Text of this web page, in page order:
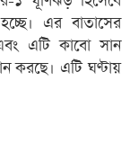
এর বাতাসের
এটি কাবো সান
করছে। এটি ঘণ্টায়